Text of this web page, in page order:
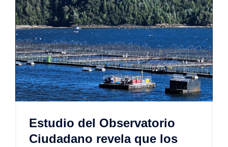
Estudio del Observatorio
Ciudadano revela que los